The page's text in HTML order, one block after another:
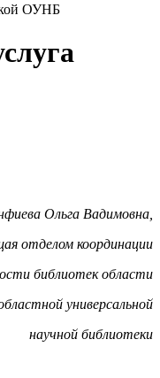
ОУНБ
Ольга Вадимовна,
отделом координации
библиотек области
универсальной
научной библиотеки